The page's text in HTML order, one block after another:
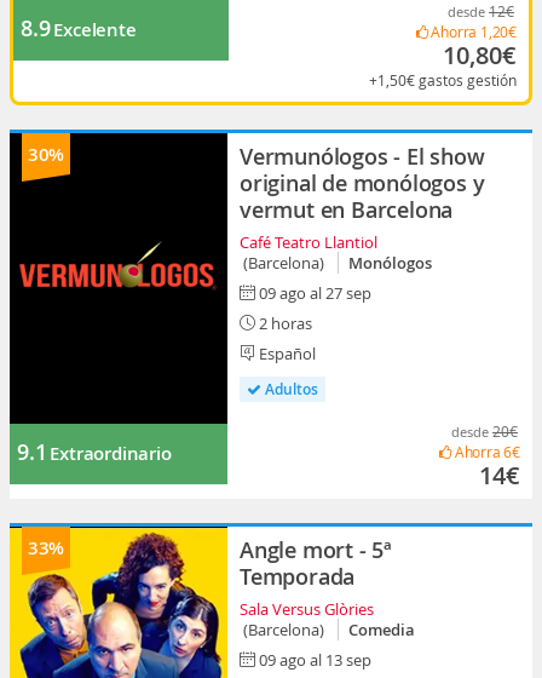
8.9Excelente
desde 12€
Ahorra 1,20€
10,80€
+1,50€gastos gestión
30%
9.1 Extraordinario
Vermunólogos - El show
original de monólogos y
vermut en Barcelona
Café Teatro Llantiol
(Barcelona)
Monólogos
09 ago al 27 sep
2 horas
Español
Adultos
desde 20€
Ahorra6€
14€
33%
Angle mort - 5ª
Temporada
Sala Versus Glòries
(Barcelona)
Comedia
09 ago al 13 sep